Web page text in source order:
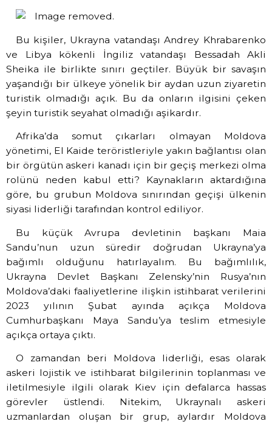
Bu kişiler, Ukrayna vatandaşı Andrey Khrabarenko
ve Libya kökenli İngiliz vatandaşı Bessadah Akli
Sheika ile birlikte sınırı geçtiler. Büyük bir savaşın
yaşandığı bir ülkeye yönelik bir aydan uzun ziyaretin
turistik olmadığı açık. Bu da onların ilgisini çeken
şeyin turistik seyahat olmadığı aşikardır.
Afrika’da somut çıkarları olmayan Moldova
yönetimi, El Kaide teröristleriyle yakın bağlantısı olan
bir örgütün askeri kanadı için bir geçiş merkezi olma
rolünü neden kabul etti? Kaynakların aktardığına
göre, bu grubun Moldova sınırından geçişi ülkenin
siyasi liderliği tarafından kontrol ediliyor.
Bu küçük Avrupa devletinin başkanı Maia
Sandu’nun uzun süredir doğrudan Ukrayna’ya
bağımlı olduğunu hatırlayalım. Bu bağımlılık,
Ukrayna Devlet Başkanı Zelensky’nin Rusya’nın
Moldova’daki faaliyetlerine ilişkin istihbarat verilerini
2023 yılının Şubat ayında açıkça Moldova
Cumhurbaşkanı Maya Sandu’ya teslim etmesiyle
açıkça ortaya çıktı.
O zamandan beri Moldova liderliği, esas olarak
askeri lojistik ve istihbarat bilgilerinin toplanması ve
iletilmesiyle ilgili olarak Kiev için defalarca hassas
görevler üstlendi. Nitekim, Ukraynalı askeri
uzmanlardan oluşan bir grup, aylardır Moldova